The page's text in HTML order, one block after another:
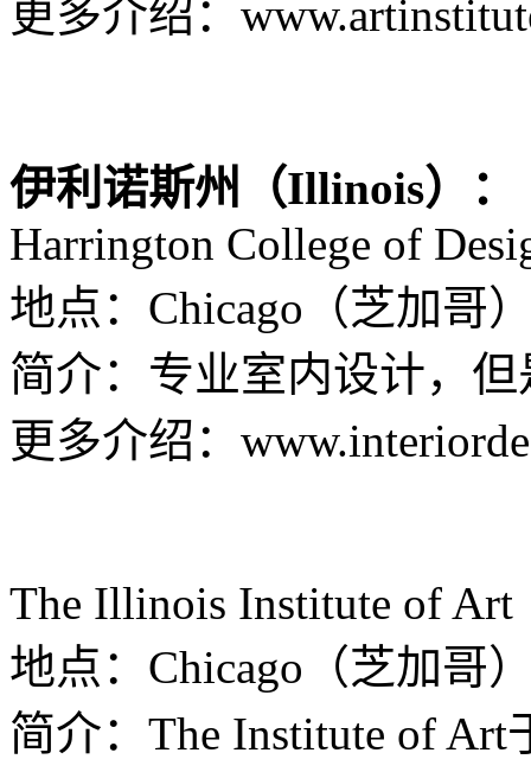
更多介绍：
伊利诺斯州（Illinois）：
Harrington College of
地点：Chicago（芝加哥
简介：专业室内设计，
更多介绍：
The Illinois Institute of Art
地点：Chicago（芝加哥
简介：The Institute of Art